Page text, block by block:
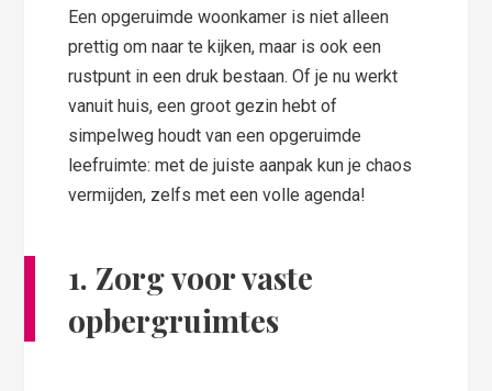
Een opgeruimde woonkamer is niet alleen
prettig om naar te kijken, maar is ook een
rustpunt in een druk bestaan. Of je nu werkt
vanuit huis, een groot gezin hebt of
simpelweg houdt van een opgeruimde
leefruimte: met de juiste aanpak kun je chaos
vermijden, zelfs met een volle agenda!
1. Zorg voor vaste
opbergruimtes